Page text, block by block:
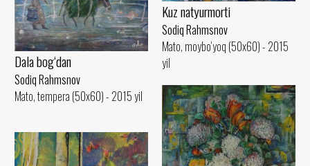
Kuz natyurmorti
Sodiq Rahmsnov
Mato, moybo‘yoq (50x60) - 2015
yil
Dala bog‘dan
Sodiq Rahmsnov
Mato, tempera (50x60) - 2015 yil